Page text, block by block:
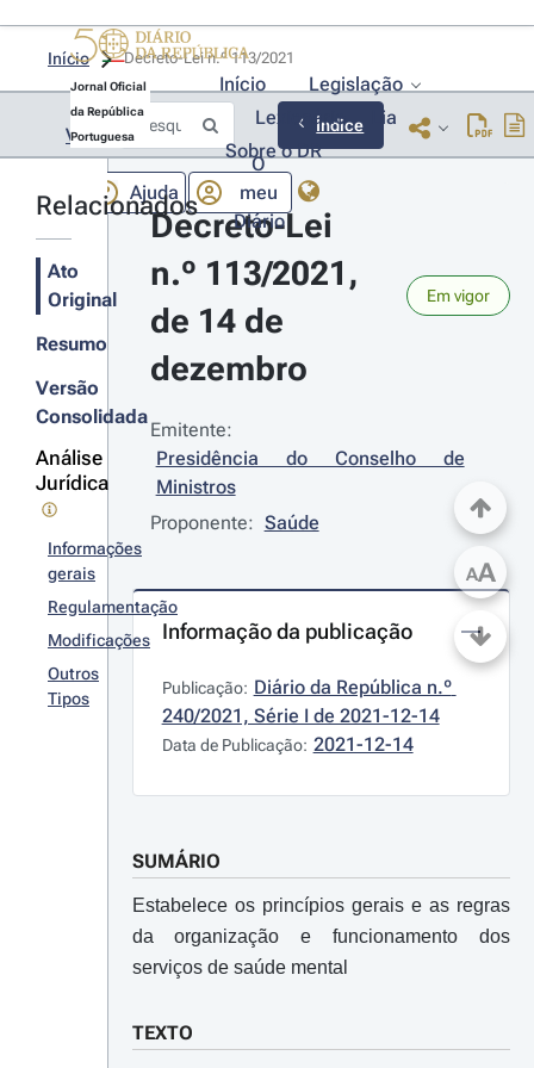
Jornal Oficial
da República
Portuguesa
Início
Legislação
Lexionário
Lia
Sobre o DR
Ajuda
O
meu
Diário
Início
Voltar Índice
Relacionados
Ato
Original
Resumo
Versão
Consolidada
Análise
Jurídica
Informações
gerais
Regulamentação
Modificações
Outros
Tipos
Decreto-Lei
n.º 113/2021,
de 14 de
dezembro
Em vigor
Emitente:
Presidência do Conselho de
Ministros
Proponente: Saúde
Informação da publicação
Publicação: Diário da República n.º
240/2021, Série I de 2021-12-14
Data de Publicação: 2021-12-14
SUMÁRIO
Estabelece os princípios gerais e as regras
da organização e funcionamento dos
serviços de saúde mental
TEXTO
AA